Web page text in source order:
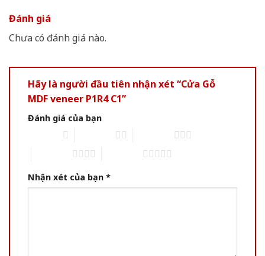
Đánh giá
Chưa có đánh giá nào.
Hãy là người đầu tiên nhận xét “Cửa Gỗ
MDF veneer P1R4 C1”
Đánh giá của bạn
Nhận xét của bạn *